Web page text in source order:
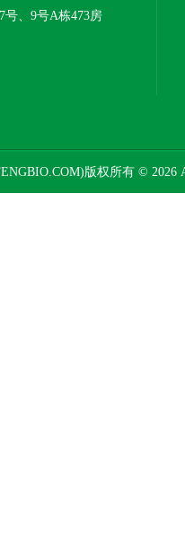
、9号A栋473房
版权所有 © 2026